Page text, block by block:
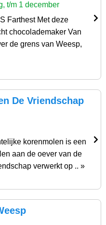
t/m 1 december
Farthest Met deze
chocolademaker Van
de grens van Weesp,
De Vriendschap
korenmolen is een
aan de oever van de
verwerkt op .. »